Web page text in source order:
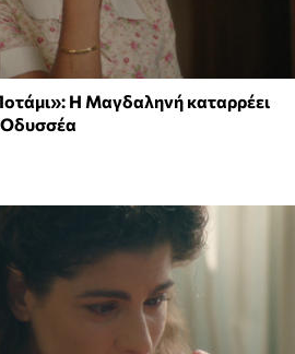
Η Μαγδαληνή καταρρέει
Οδυσσέα